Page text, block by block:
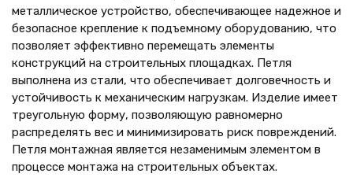
металлическое устройство, обеспечивающее надежное и
безопасное крепление к подъемному оборудованию, что
позволяет эффективно перемещать элементы
конструкций на строительных площадках. Петля
выполнена из стали, что обеспечивает долговечность и
устойчивость к механическим нагрузкам. Изделие имеет
треугольную форму, позволяющую равномерно
распределять вес и минимизировать риск повреждений.
Петля монтажная является незаменимым элементом в
процессе монтажа на строительных объектах.